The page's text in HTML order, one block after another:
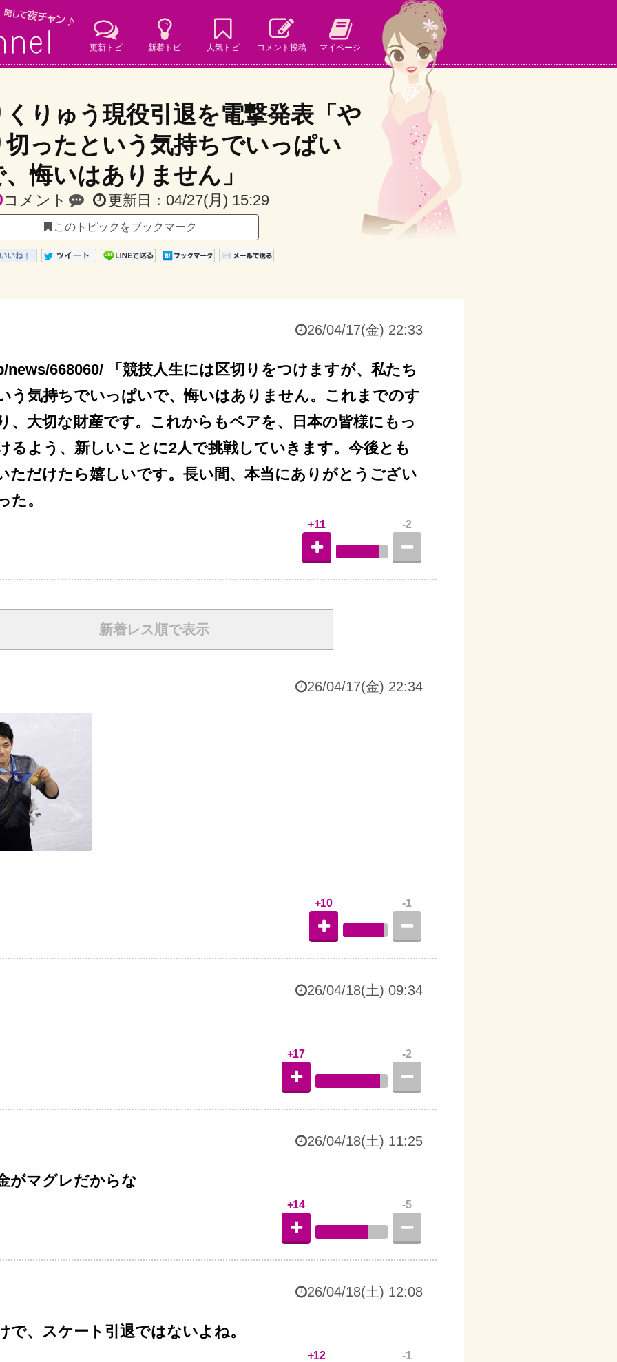
くりゅう現役引退を電撃発表「や
切ったという気持ちでいっぱい
悔いはありません」
コメント 更新日： 04/27(月) 15:29
このトピックをブックマーク
26/04/17(金) 22:33
668060/ 「競技人生には区切りをつけますが、私たち
う気持ちでいっぱいで、悔いはありません。これまでのす
、大切な財産です。これからもペアを、日本の皆様にもっ
るよう、新しいことに2人で挑戦していきます。今後とも
ただけたら嬉しいです。長い間、本当にありがとうござい
た。
-2
+11
新着レス順で表示
26/04/17(金) 22:34
-1
+10
26/04/18(土) 09:34
-2
+17
26/04/18(土) 11:25
がマグレだからな
-5
+14
26/04/18(土) 12:08
で、スケート引退ではないよね。
-1
+12
更新トピ 新着トピ 人気トピ コメント投稿 マイページ